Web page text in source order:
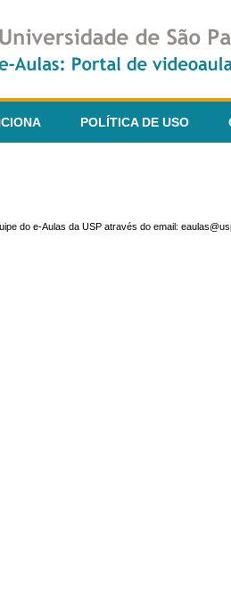
POLÍTICA DE USO
do e-Aulas da USP através do email: